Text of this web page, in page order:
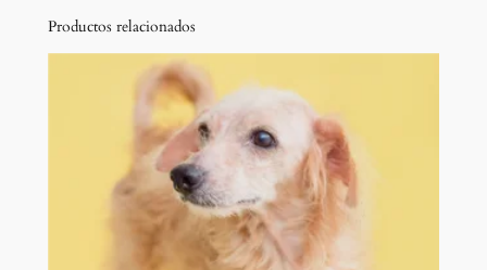
Productos relacionados